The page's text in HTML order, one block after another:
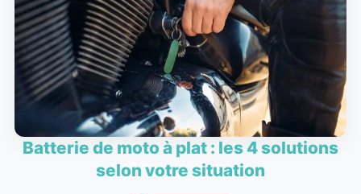
Batterie de moto à plat : les 4 solutions
selon votre situation